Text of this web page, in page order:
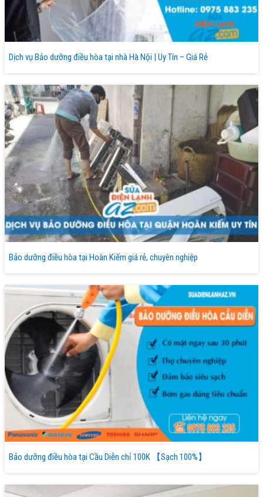
Dịch vụ Bảo dưỡng điều hòa tại nhà Hà Nội | Uy Tín – Giá Rẻ
Bảo dưỡng điều hòa tại Hoàn Kiếm giá rẻ, chuyên nghiệp
Bảo dưỡng điều hòa tại Cầu Diễn chỉ 100K 【Sạch 100%】